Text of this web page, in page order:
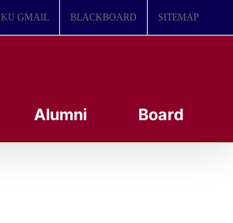
KU GMAIL BLACKBOARD SITEMAP
Alumni Board